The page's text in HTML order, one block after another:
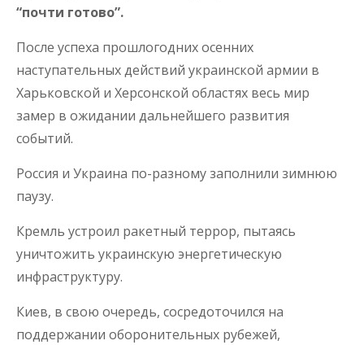
“почти готово”.
После успеха прошлогодних осенних
наступательных действий украинской армии в
Харьковской и Херсонской областях весь мир
замер в ожидании дальнейшего развития
событий.
Россия и Украина по-разному заполнили зимнюю
паузу.
Кремль устроил ракетный террор, пытаясь
уничтожить украинскую энергетическую
инфраструктуру.
Киев, в свою очередь, сосредоточился на
поддержании оборонительных рубежей,